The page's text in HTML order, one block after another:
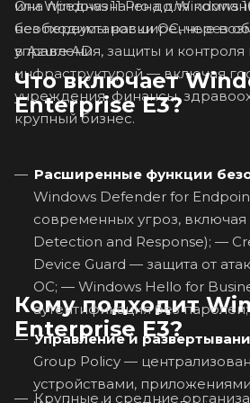
или Windows 11 Pro до Windows
без переустановки ОС, через
в Azure AD.
Она предназначена для
необходимы расширенные
управления, защиты и
инфраструктурой — включая
учреждения, финансы,
крупный бизнес.
Что включает
Enterprise E3?
Расширенные функции
Windows Defender for
современных угроз, включая
Detection and Response); — Credential Guard и
Device Guard — защита от
ОС; — Windows Hello for Business —
аутентификация без паролей;
Управление и
Group Policy —
устройствами, приложениями
Кому подходит
Enterprise E3?
Крупные и средние